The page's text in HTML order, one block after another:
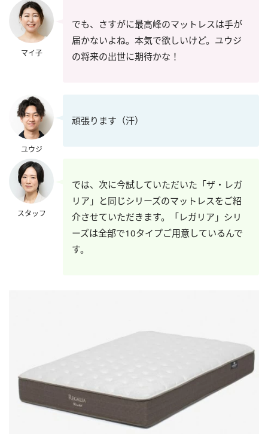
マイ子
でも、さすがに最高峰のマットレスは手が
届かないよね。本気で欲しいけど。ユウジ
の将来の出世に期待かな！
ユウジ
頑張ります（汗）
スタッフ
では、次に今試していただいた「ザ・レガ
リア」と同じシリーズのマットレスをご紹
介させていただきます。「レガリア」シリ
ーズは全部で10タイプご用意しているんで
す。